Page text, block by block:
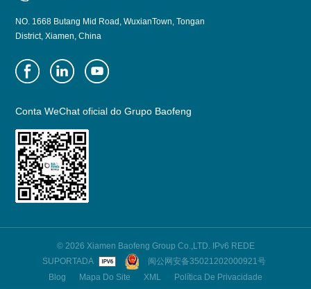
NO. 1668 Butang Mid Road, WuxianTown, Tongan
District, Xiamen, China
Conta WeChat oficial do Grupo Baofeng
© 2026 Xiamen Baofeng Group Co.,LTD. IPv6 REDE
SUPORTADA
闽公网安备35021202000921号
Blog
Mapa Do Site XML Política De Privacidade